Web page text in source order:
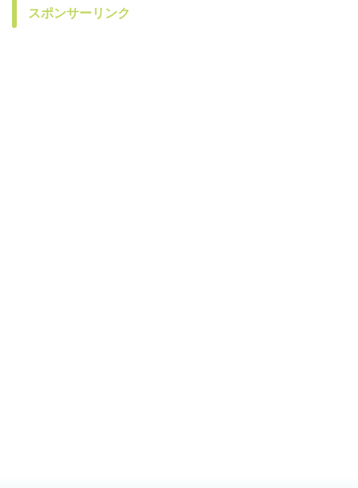
スポンサーリンク